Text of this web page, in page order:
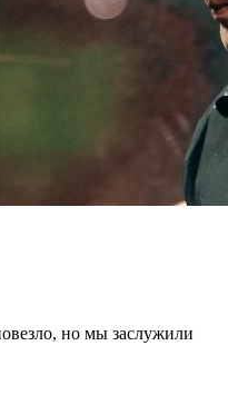
но мы заслужили